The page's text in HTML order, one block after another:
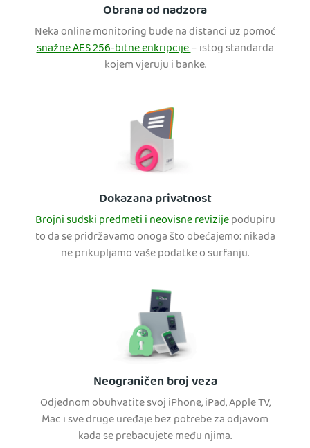
Obrana od nadzora
Neka online monitoring bude na distanci uz pomoć
snažne AES 256-bitne enkripcije– istog standarda
kojem vjeruju i banke.
Dokazana privatnost
Brojni sudski predmeti i neovisne revizijepodupiru
to da se pridržavamo onoga što obećajemo: nikada
ne prikupljamo vaše podatke o surfanju.
Neograničen broj veza
Odjednom obuhvatite svoj iPhone, iPad, Apple TV,
Mac i sve druge uređaje bez potrebe za odjavom
kada se prebacujete među njima.